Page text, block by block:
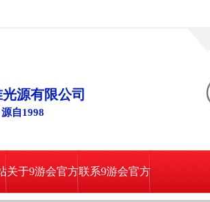
源有限公司
自1998
关于9游会官方联系9游会官方